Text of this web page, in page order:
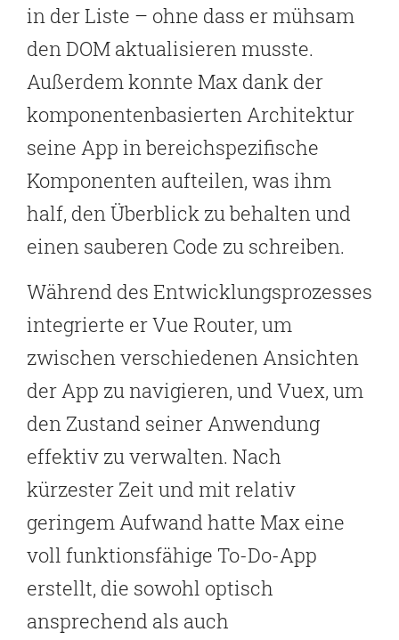
in der Liste – ohne dass er mühsam
den DOM aktualisieren musste.
Außerdem konnte Max dank der
komponentenbasierten Architektur
seine App in bereichspezifische
Komponenten aufteilen, was ihm
half, den Überblick zu behalten und
einen sauberen Code zu schreiben.
Während des Entwicklungsprozesses
integrierte er Vue Router, um
zwischen verschiedenen Ansichten
der App zu navigieren, und Vuex, um
den Zustand seiner Anwendung
effektiv zu verwalten. Nach
kürzester Zeit und mit relativ
geringem Aufwand hatte Max eine
voll funktionsfähige To-Do-App
erstellt, die sowohl optisch
ansprechend als auch